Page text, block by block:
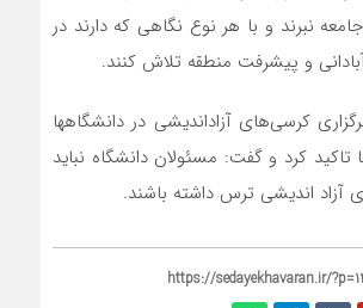
نبرند و با هر نوع نگاهی که دارند در
و پیشرفت منطقه تلاش کنند.
وی در پایان بر برگزاری کرسی‌های آزاداندیشی در دانشگاه‎ها
کرد و گفت: مسئولان دانشگاه نباید
https://sedayekhavaran.ir/